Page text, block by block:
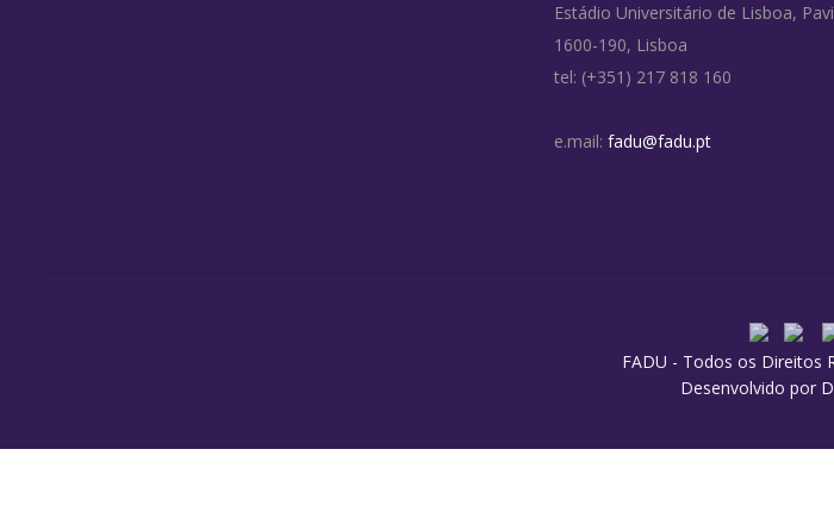
Estádio Universitário de Lisboa,
1600-190, Lisboa
tel: (+351) 217 818 160
e.mail: fadu@fadu.pt
FADU - Todos os Direitos
Desenvolvido por